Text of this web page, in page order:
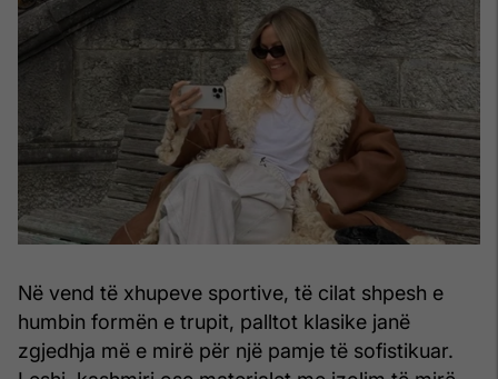
Në vend të xhupeve sportive, të cilat shpesh e
humbin formën e trupit, palltot klasike janë
zgjedhja më e mirë për një pamje të sofistikuar.